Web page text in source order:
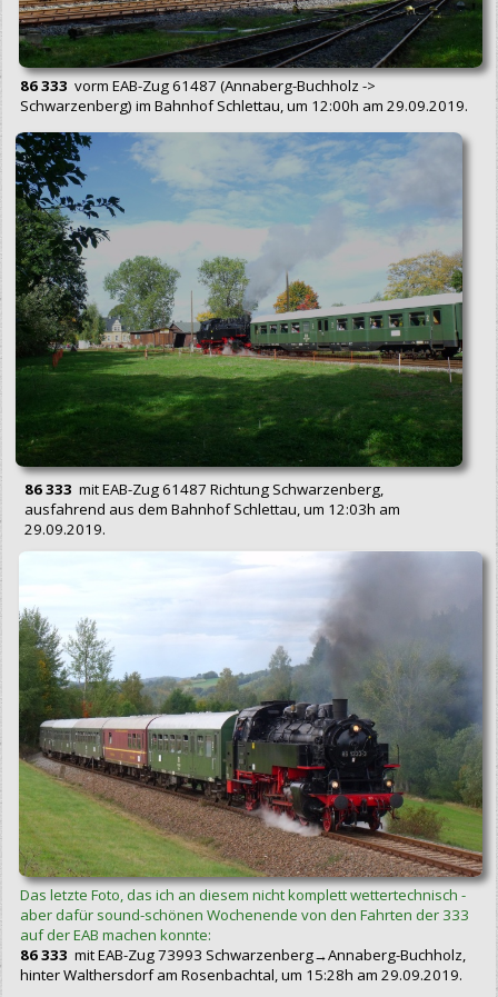
86 333 vorm EAB-Zug 61487 (Annaberg-Buchholz ->
Schwarzenberg) im Bahnhof Schlettau, um 12:00h am 29.09.2019.
86 333 mit EAB-Zug 61487 Richtung Schwarzenberg,
ausfahrend aus dem Bahnhof Schlettau, um 12:03h am
29.09.2019.
Das letzte Foto, das ich an diesem nicht komplett wettertechnisch -
aber dafür sound-schönen Wochenende von den Fahrten der 333
auf der EAB machen konnte:
86 333 mit EAB-Zug 73993 Schwarzenberg→Annaberg-Buchholz,
hinter Walthersdorf am Rosenbachtal, um 15:28h am 29.09.2019.